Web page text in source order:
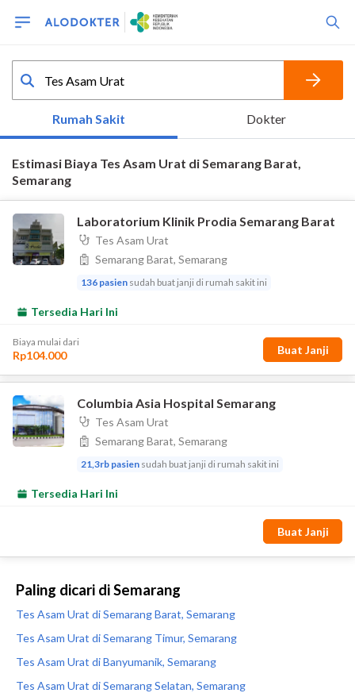
Paling dicari di Semarang
Tes Asam Urat di Semarang Barat, Semarang
Tes Asam Urat di Semarang Timur, Semarang
Tes Asam Urat di Banyumanik, Semarang
Tes Asam Urat di Semarang Selatan, Semarang